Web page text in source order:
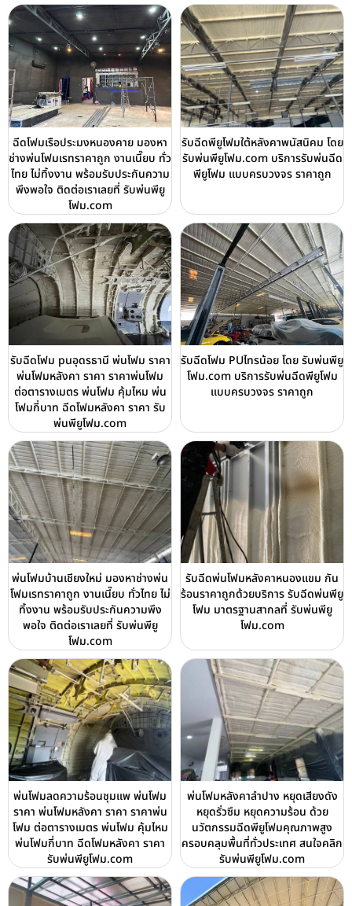
ฉีดโฟมเรือประมงหนองคาย มองหา
ช่างพ่นโฟมเรทราคาถูก งานเนี๊ยบ ทั่ว
ไทย ไม่ทิ้งงาน พร้อมรับประกันความ
พึงพอใจ ติดต่อเราเลยที่ รับพ่นพียู
โฟม.com
รับฉีดพียูโฟมใต้หลังคาพนัสนิคม โดย
รับพ่นพียูโฟม.com บริการรับพ่นฉีด
พียูโฟม แบบครบวงจร ราคาถูก
รับฉีดโฟม puอุดรธานี พ่นโฟม ราคา
พ่นโฟมหลังคา ราคา ราคาพ่นโฟม
ต่อตารางเมตร พ่นโฟม คุ้มไหม พ่น
โฟมกี่บาท ฉีดโฟมหลังคา ราคา รับ
พ่นพียูโฟม.com
รับฉีดโฟม PUไทรน้อย โดย รับพ่นพียู
โฟม.com บริการรับพ่นฉีดพียูโฟม
แบบครบวงจร ราคาถูก
พ่นโฟมบ้านเชียงใหม่ มองหาช่างพ่น
โฟมเรทราคาถูก งานเนี๊ยบ ทั่วไทย ไม่
ทิ้งงาน พร้อมรับประกันความพึง
พอใจ ติดต่อเราเลยที่ รับพ่นพียู
โฟม.com
รับฉีดพ่นโฟมหลังคาหนองแขม กัน
ร้อนราคาถูกด้วยบริการ รับฉีดพ่นพียู
โฟม มาตรฐานสากลที่ รับพ่นพียู
โฟม.com
พ่นโฟมลดความร้อนชุมแพ พ่นโฟม
ราคา พ่นโฟมหลังคา ราคา ราคาพ่น
โฟม ต่อตารางเมตร พ่นโฟม คุ้มไหม
พ่นโฟมกี่บาท ฉีดโฟมหลังคา ราคา
รับพ่นพียูโฟม.com
พ่นโฟมหลังคาลำปาง หยุดเสียงดัง
หยุดรั่วซึม หยุดความร้อน ด้วย
นวัตกรรมฉีดพียูโฟมคุณภาพสูง
ครอบคลุมพื้นที่ทั่วประเทศ สนใจคลิก
รับพ่นพียูโฟม.com